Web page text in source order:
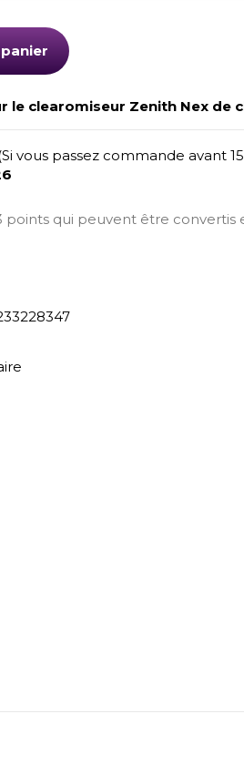
le clearomiseur Zenith Nex de
vous passez commande avant
points qui peuvent être convertis